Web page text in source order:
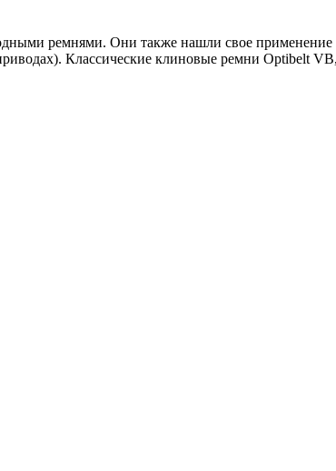
ремнями. Они также нашли свое
Классические клиновые ремни Optibelt